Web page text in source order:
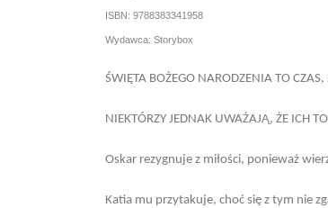
ISBN: 9788383341958
Wydawca: Storybox
ŚWIĘTA BOŻEGO NARODZENIA TO
NIEKTÓRZY JEDNAK UWAŻAJĄ, ŻE ICH
Oskar rezygnuje z miłości, ponieważ
Katia mu przytakuje, choć się z tym nie